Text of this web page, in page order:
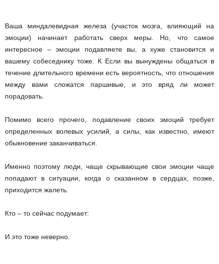
Ваша миндалевидная железа (участок мозга, влияющий на
эмоции) начинает работать сверх меры. Но, что самое
интересное – эмоции подавляете вы, а хуже становится и
вашему собеседнику тоже. К Если вы вынуждены общаться в
течение длительного времени есть вероятность, что отношения
между вами сложатся паршивые, и это вряд ли может
порадовать.
Помимо всего прочего, подавление своих эмоций требует
определенных волевых усилий, а силы, как известно, имеют
обыкновение заканчиваться.
Именно поэтому люди, чаще скрывающие свои эмоции чаще
попадают в ситуации, когда о сказанном в сердцах, позже,
приходится жалеть.
Кто – то сейчас подумает:
И это тоже неверно.